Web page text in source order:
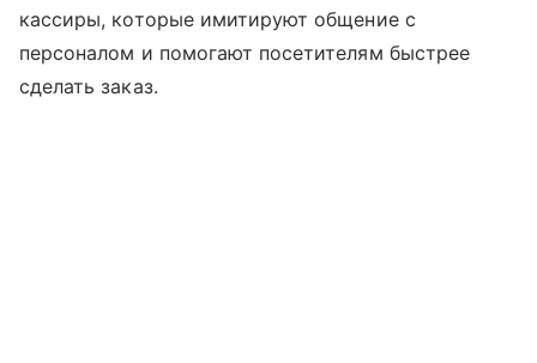
кассиры, которые имитируют общение с
персоналом и помогают посетителям быстрее
сделать заказ.